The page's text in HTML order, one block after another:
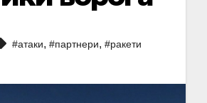
#атаки, #партнери, #ракети